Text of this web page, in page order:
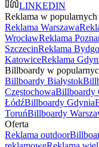
LINKEDIN
Reklama w popularnych
Reklama Warszawa
WrocławReklama
SzczecinReklama
KatowiceReklama
Billboardy w
Billboardy Białystok
CzęstochowaBillboardy
ŁódźBillboardy Gdynia
ToruńBillboardy
Oferta
Reklama outdoor